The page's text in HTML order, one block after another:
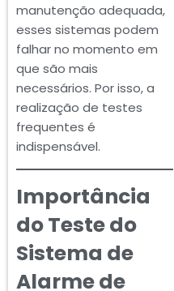
manutenção adequada,
esses sistemas podem
falhar no momento em
que são mais
necessários. Por isso, a
realização de testes
frequentes é
indispensável.
Importância
do Teste do
Sistema de
Alarme de